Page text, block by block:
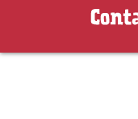
Contas